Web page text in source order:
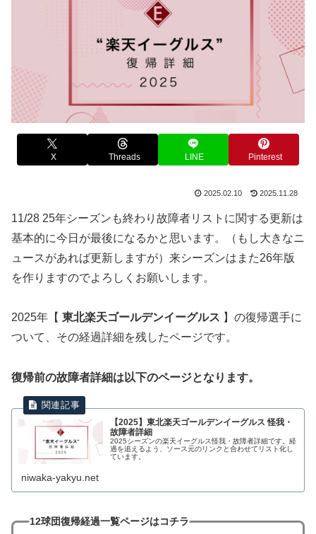
X Threads LINE Pinterest
2025.02.10 2025.11.28
11/28 25年シーズンも終わり故障者リストに関する更新は
基本的に今日が最後になるかと思います。（もし大きなニ
ュースがあれば更新しますが）来シーズンはまた26年版
を作りますのでよろしくお願いします。
2025年【 東北楽天ゴールデンイーグルス 】の復帰選手に
ついて、その経過詳細を残したページです。
復帰前の故障者詳細は以下のページとなります。
【2025】東北楽天ゴールデンイーグルス 怪我・
故障者詳細
2025シーズンの楽天イーグルス怪我・故障者詳細です。経
過を追えるよう、ソース元のリンクと合わせてリスト化し
ています。
niwaka-yakyu.net
12球団復帰経過一覧ページはコチラ